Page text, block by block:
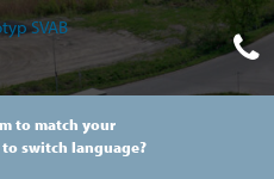
to match your
switch language?